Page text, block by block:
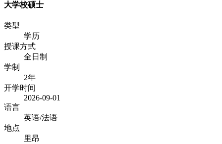
大学校硕士
类型
学历
授课方式
全日制
学制
2年
开学时间
2026-09-01
语言
英语/法语
地点
里昂